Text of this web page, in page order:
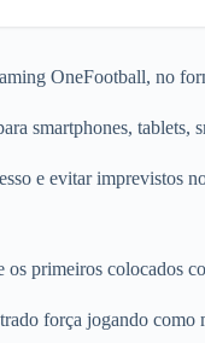
OneFootball, no
smartphones, tablets,
e evitar imprevistos
primeiros colocados
força jogando como